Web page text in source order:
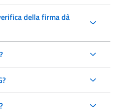
della firma dà